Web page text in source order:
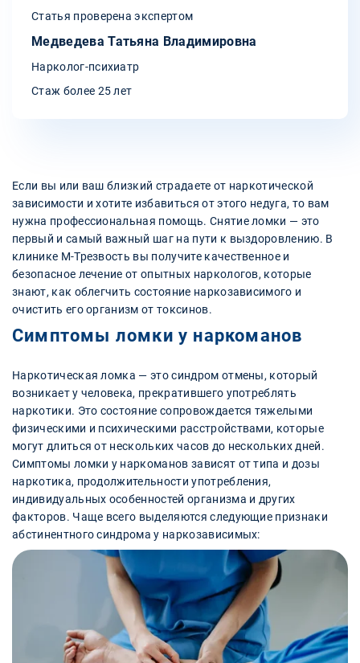
Статья проверена экспертом
Медведева Татьяна Владимировна
Нарколог-психиатр
Стаж более 25 лет
Если вы или ваш близкий страдаете от наркотической
зависимости и хотите избавиться от этого недуга, то вам
нужна профессиональная помощь. Снятие ломки — это
первый и самый важный шаг на пути к выздоровлению. В
клинике М-Трезвость вы получите качественное и
безопасное лечение от опытных наркологов, которые
знают, как облегчить состояние наркозависимого и
очистить его организм от токсинов.
Симптомы ломки у наркоманов
Наркотическая ломка — это синдром отмены, который
возникает у человека, прекратившего употреблять
наркотики. Это состояние сопровождается тяжелыми
физическими и психическими расстройствами, которые
могут длиться от нескольких часов до нескольких дней.
Симптомы ломки у наркоманов зависят от типа и дозы
наркотика, продолжительности употребления,
индивидуальных особенностей организма и других
факторов. Чаще всего выделяются следующие признаки
абстинентного синдрома у наркозависимых: